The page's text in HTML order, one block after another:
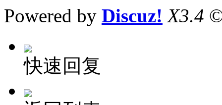
Powered by Discuz! X3.4
快速回复